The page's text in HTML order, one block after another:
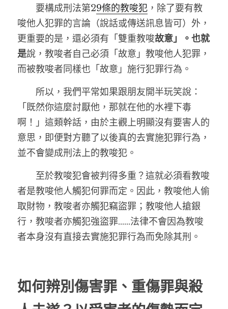
要構成刑法第29條的教唆犯 ，除了要有教
唆他人犯罪的言論（說話或傳送訊息皆可）外，
更重要的是，還必須有「雙重教唆故意」。也就
是說，教唆者自己必須「故意」教唆他人犯罪，
而被教唆者同樣也「故意」施行犯罪行為。
所以，我們平常如果跟朋友開半玩笑說：
「既然你這麼討厭他，那就在他的水裡下毒
啊！」這類幹話，由於主觀上明顯沒有要害人的
意思，即便對方聽了以後真的去實施犯罪行為，
並不會變成刑法上的教唆犯。
至於教唆犯會被判得多重？這就必須看教唆
者是教唆他人觸犯何罪而定。因此，教唆他人偷
取財物，教唆者亦觸犯竊盜罪；教唆他人搶銀
行，教唆者亦觸犯強盜罪……法律不會因為教唆
者本身沒有直接去實施犯罪行為而免除其刑。
如何辨別傷害罪 、重傷罪與殺